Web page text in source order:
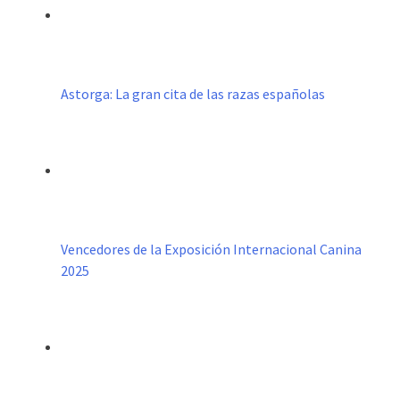
Astorga: La gran cita de las razas españolas
Vencedores de la Exposición Internacional Canina
2025